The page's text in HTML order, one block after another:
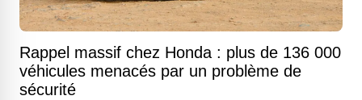
Rappel massif chez Honda : plus de 136 000
véhicules menacés par un problème de
sécurité